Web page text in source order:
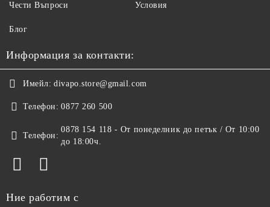
Чести Въпроси Условия
Блог
Информация за контакти:
Имейл: divapo.store@gmail.com
Телефон: 0877 260 500
Телефон:
0878 154 118 - От понеделник до петък / От 10:00
до 18:00ч.
Ние работим с